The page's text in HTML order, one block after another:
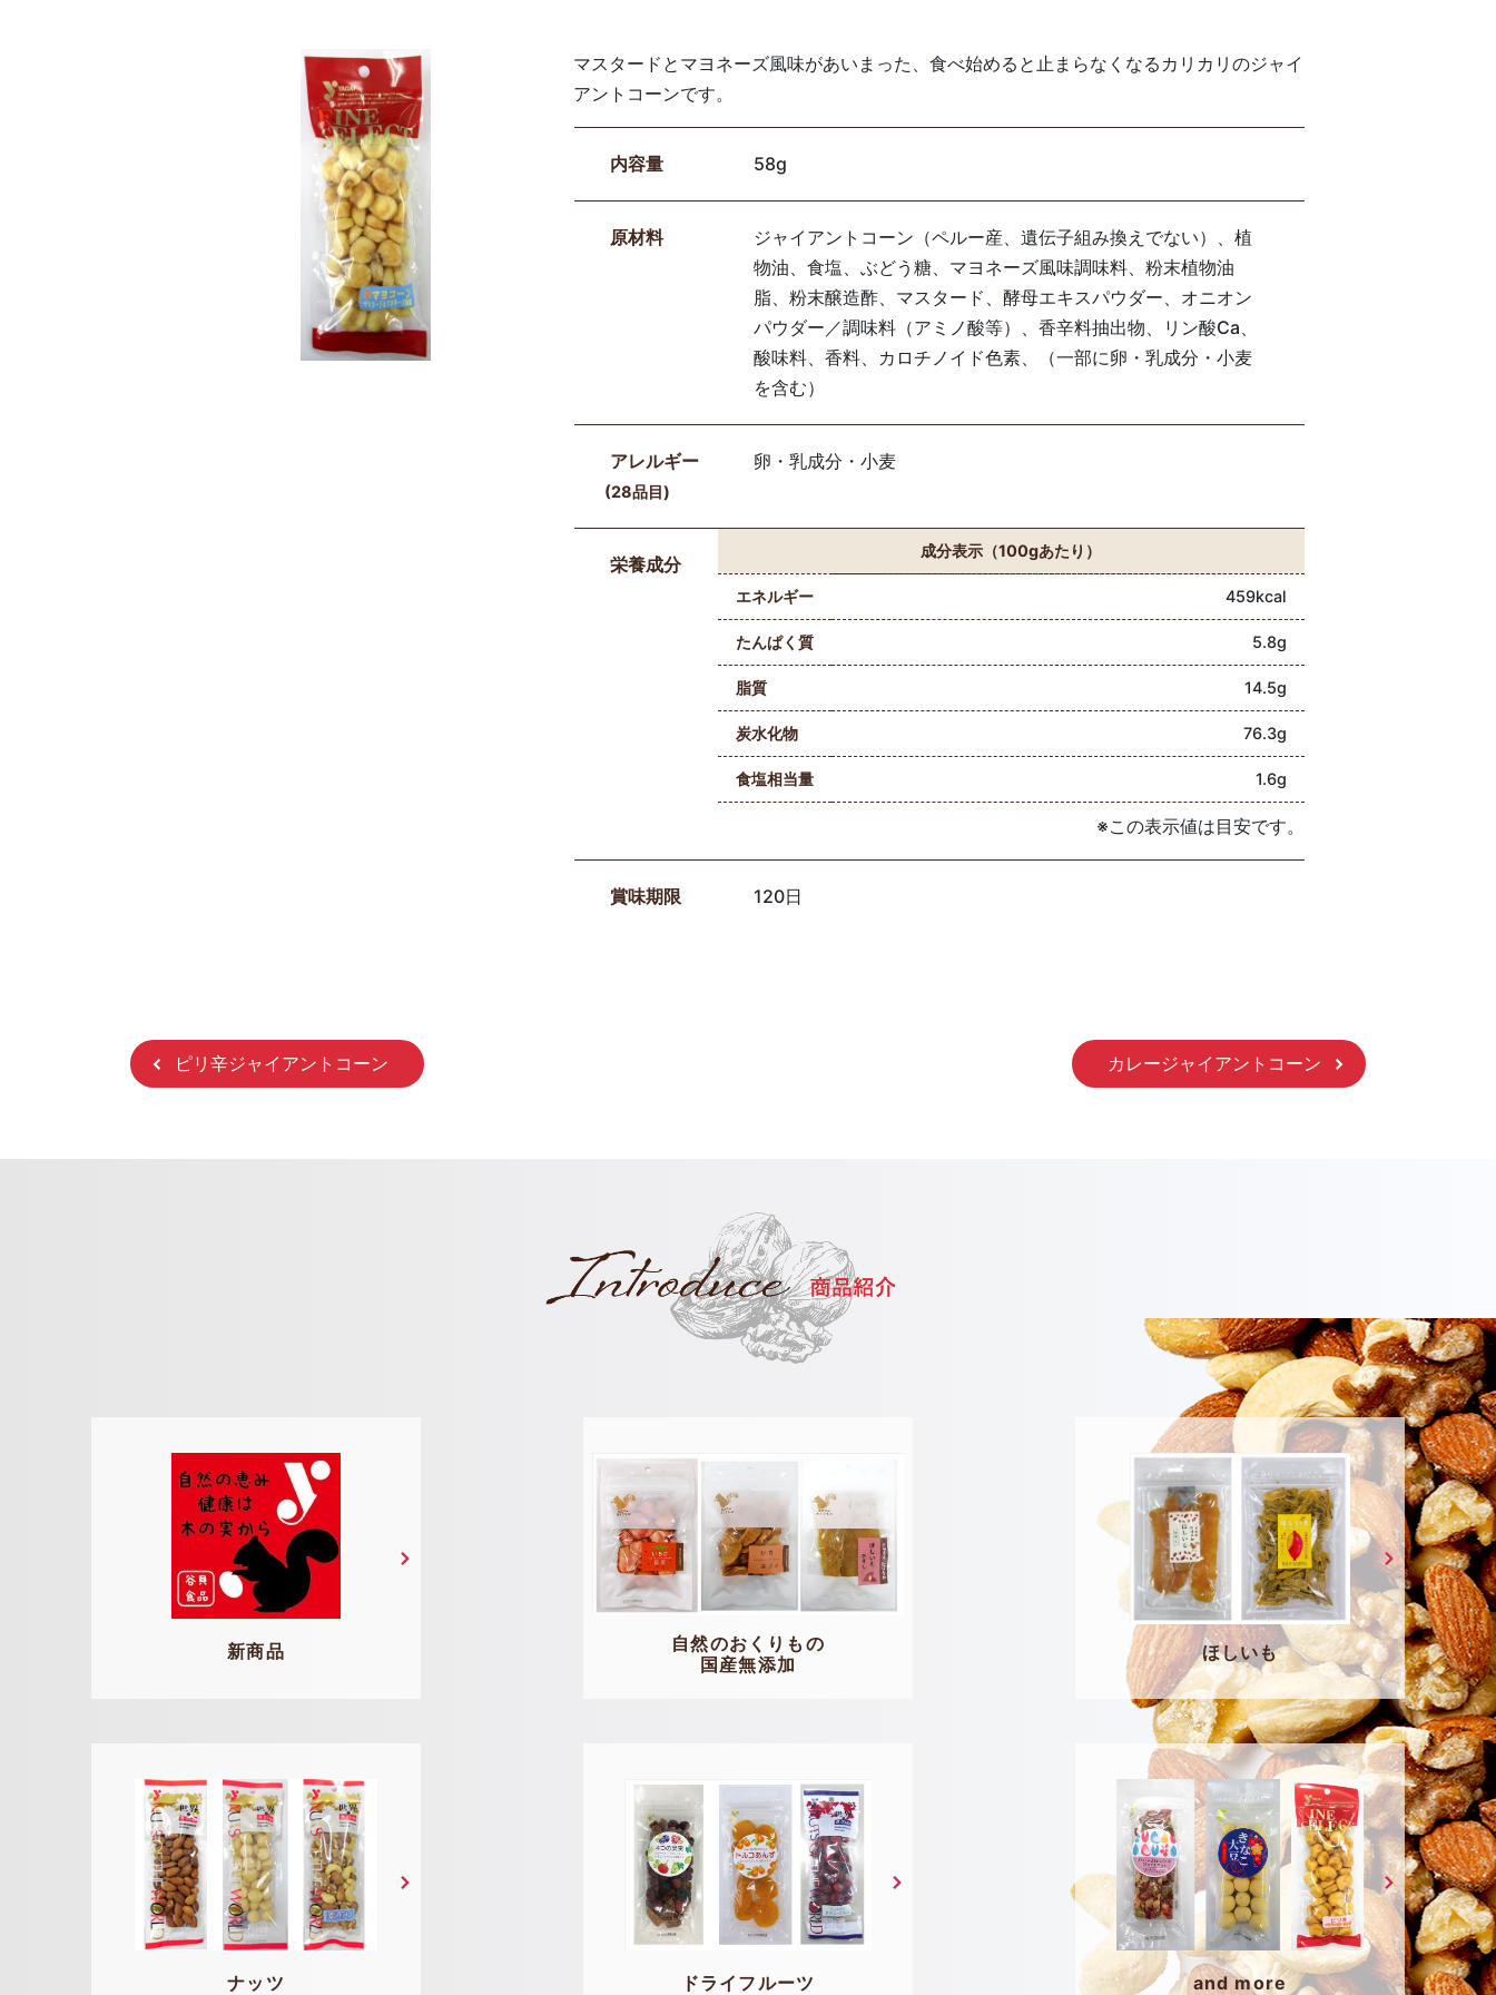
マスタードとマヨネーズ風味があいまった、食べ始めると止まらなくなるカリカリのジャイ
アントコーンです。
内容量 58g
原材料
ジャイアントコーン（ペルー産、遺伝子組み換えでない）、植
物油、食塩、ぶどう糖、マヨネーズ風味調味料、粉末植物油
脂、粉末醸造酢、マスタード、酵母エキスパウダー、オニオン
パウダー／調味料（アミノ酸等）、香辛料抽出物、リン酸Ca、
酸味料、香料、カロチノイド色素、（一部に卵・乳成分・小麦
を含む）
アレルギー
(28品目)
卵・乳成分・小麦
栄養成分
成分表示（100gあたり）
エネルギー 459kcal
たんぱく質 5.8g
脂質 14.5g
炭水化物 76.3g
食塩相当量 1.6g
※この表示値は目安です。
賞味期限 120日
ピリ辛ジャイアントコーン カレージャイアントコーン
新商品
自然のおくりもの
国産無添加
ほしいも
ナッツ ドライフルーツ and more